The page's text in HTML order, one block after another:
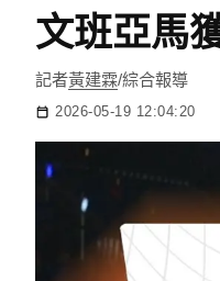
文班亞馬
記者黃建霖/綜合報導
2026-05-19 12:04:20